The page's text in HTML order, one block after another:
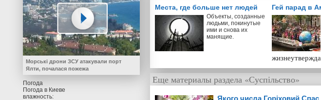
Места, где больше нет людей
Объекты, созданные
людьми, покинутые
ими и снова их
манящие.
Гей парад в
Еще материалы раздела «Суспільство»
Якого числа Горіховий
Морські дрони ЗСУ атакували порт
Ялти, почалася пожежа
Погода
Погода в Киеве
влажность: